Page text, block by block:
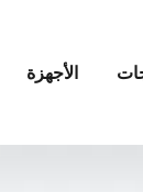
الأجهزة